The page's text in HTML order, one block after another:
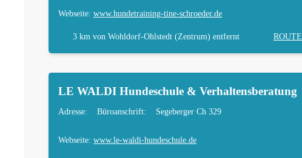
Webseite: www.hundetraining-tine-schroeder.de
3 km von Wohldorf-Ohlstedt (Zentrum) entfernt ROUTE
LE WALDI Hundeschule & Verhaltensberatung
Adresse: Büroanschrift: Segeberger Ch 329
Webseite: www.le-waldi-hundeschule.de